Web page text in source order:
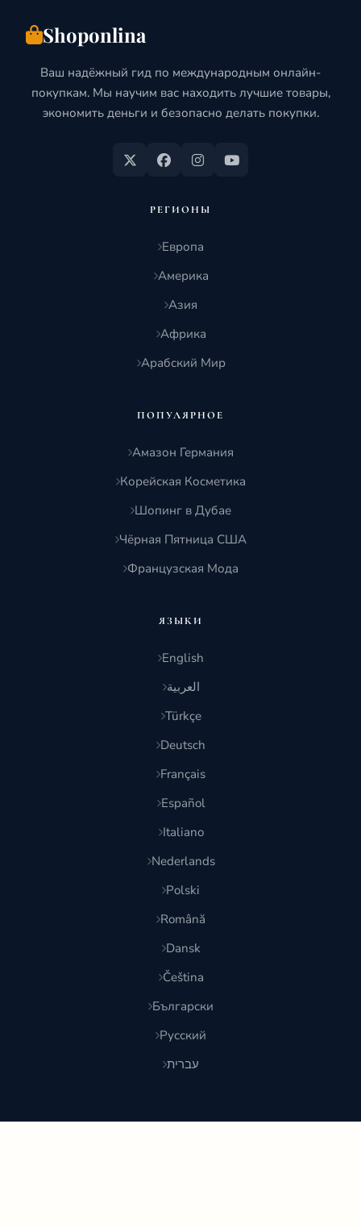
Shoponlina
Ваш надёжный гид по международным онлайн-
покупкам. Мы научим вас находить лучшие товары,
экономить деньги и безопасно делать покупки.
РЕГИОНЫ
Европа
Америка
Азия
Африка
Арабский Мир
ПОПУЛЯРНОЕ
Амазон Германия
Корейская Косметика
Шопинг в Дубае
Чёрная Пятница США
Французская Мода
ЯЗЫКИ
English
العربية
Türkçe
Deutsch
Français
Español
Italiano
Nederlands
Polski
Română
Dansk
Čeština
Български
Русский
עברית